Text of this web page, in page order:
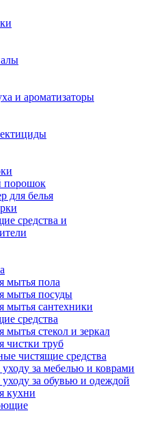
и ароматизаторы
порошок
для белья
средства и
мытья пола
мытья посуды
мытья сантехники
средства
мытья стекол и зеркал
чистки труб
чистящие средства
за мебелью и коврами
за обувью и одеждой
кухни